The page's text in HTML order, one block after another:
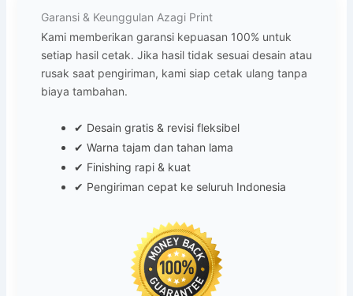
Garansi & Keunggulan Azagi Print
Kami memberikan garansi kepuasan 100% untuk
setiap hasil cetak. Jika hasil tidak sesuai desain atau
rusak saat pengiriman, kami siap cetak ulang tanpa
biaya tambahan.
✔ Desain gratis & revisi fleksibel
✔ Warna tajam dan tahan lama
✔ Finishing rapi & kuat
✔ Pengiriman cepat ke seluruh Indonesia